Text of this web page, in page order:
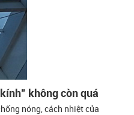
không còn quá
nóng, cách nhiệt của